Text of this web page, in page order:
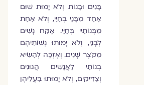
בָּנִים וּבָנוֹת וְלֹא יָמוּת שׁוּם
אַחַד מִבָּנַי בְּחַיַּי, וְלֹא אַחַת
מִבְּנוֹתַיי בְּחַיַּי. אֶקַּח נָשִׁים
לְבָנַי, וְלֹא יָמוּתוּ נְשׁוֹתֵיהֶם
מִקֹּצֶר שָׁנִים. וְאֶזְכֶּה לְהַשִּׂיא
בְנוֹתַי לַאֲנָשִׁים הֲגוּנִים
וְצַדִּיקִים, וְלֹא יָמוּתוּ בַּעְלֵיהֶן